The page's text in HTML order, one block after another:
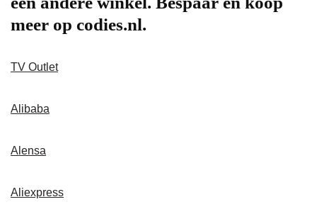
meer op codies.nl.
TV Outlet
Alibaba
Alensa
Aliexpress